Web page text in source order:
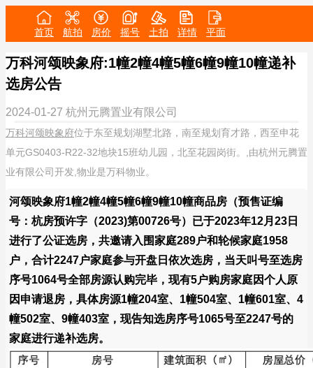
首页 航拍 房价 摇号 土拍 详情 平面
万科河颂映象府:1幢2幢4幢5幢6幢9幢10幢递补
选房公告
2024-01-27 杭州元腾置业有限公司
万科河颂映象府位于东至规划湖墅北路，南至规划育才路，西至申花
单元GS0403-R22-32地块15班幼儿园，北至花园岗街。,由杭州元腾置
业有限公司开发,物业是万科物业。
河颂映象府1幢2幢4幢5幢6幢9幢10幢商品房（预售证编
号：杭房预许字（2023)第00726号）已于2023年12月23日
进行了公证选房，共邀请入围家庭289户和轮候家庭1958
户，合计2247户家庭参与开盘日依次选房，当天叫号至选房
序号1064号全部房源认购完毕，现有5户购房家庭因个人原
因申请退房，具体房源1幢204室、1幢504室、1幢601室、4
幢502室、9幢403室，现告知选房序号1065号至2247号的
家庭进行递补选房。